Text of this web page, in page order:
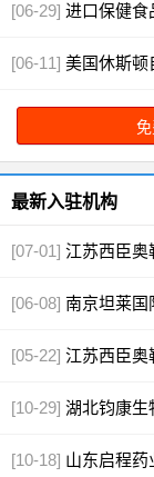
[06-29] 进口保健食
[06-11] 美国休斯顿
代工[图]
最新入驻机构
[07-01] 江苏西臣奥
[06-08] 南京坦莱国
[05-22] 江苏西臣奥
[10-29] 湖北钧康生
[10-18] 山东启程药